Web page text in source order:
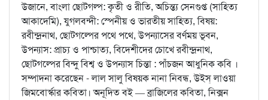
উজানে, বাংলা ছোটগল্প: কৃতী ও রীতি, অচিন্ত্য সেনগুপ্ত (সাহিত্য
আকাদেমি), যুগলবন্দী: স্পেনীয় ও ভারতীয় সাহিত্য, বিষয়:
রবীন্দ্রনাথ, ছোটগল্পের পথে পথে, উপন্যাসের বর্ণময় ভূবন,
উপন্যাস: প্রাচ্য ও পাশ্চাত্য, বিদেশীদের চোখে রবীন্দ্রনাথ,
ছোটগল্পের বিন্দু বিশ্ব ও উপন্যাস চিন্তা : পাঁচজন আধুনিক কবি ।
সম্পাদনা করেছেন - লাল সালু বিষয়ক নানা নিবন্ধ, উইস্‌ লাওয়া
জিমবোর্স্কার কবিতা। অনূদিত বই — ব্রাজিলের কবিতা, নিক্সন